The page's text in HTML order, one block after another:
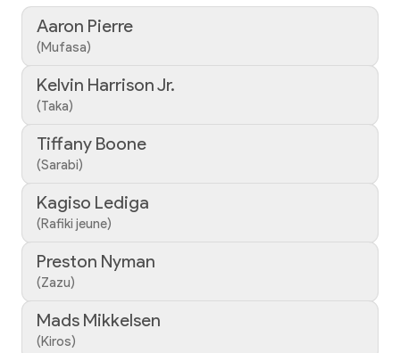
Aaron Pierre
(Mufasa)
Kelvin Harrison Jr.
(Taka)
Tiffany Boone
(Sarabi)
Kagiso Lediga
(Rafiki jeune)
Preston Nyman
(Zazu)
Mads Mikkelsen
(Kiros)